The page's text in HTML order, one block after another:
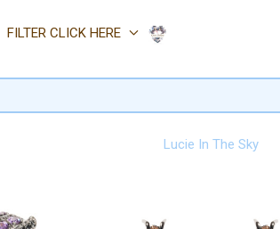
Gold
Weinrot
FILTER CLICK HERE
Lucie In The Sky